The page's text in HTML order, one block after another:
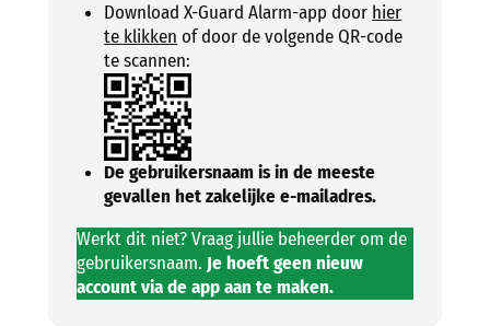
Download X-Guard Alarm-app door hier
te klikken of door de volgende QR-code
te scannen:
De gebruikersnaam is in de meeste
gevallen het zakelijke e-mailadres.
Werkt dit niet? Vraag jullie beheerder om de
gebruikersnaam. Je hoeft geen nieuw
account via de app aan te maken.